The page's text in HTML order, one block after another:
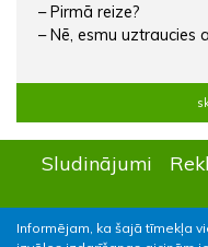
Informējam, ka šajā tīmekļa
– Pirmā reize?
– Nē, esmu uztraucies
Sludinājumi